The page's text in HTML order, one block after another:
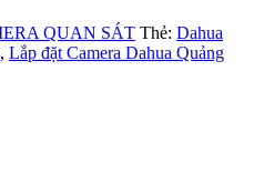
QUAN SÁT Thẻ: Dahua
, Lắp đặt Camera Dahua Quảng